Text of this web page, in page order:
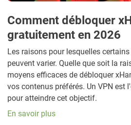
Comment débloquer
gratuitement en 2026
Les raisons pour lesquelles
peuvent varier. Quelle que soit la
moyens efficaces de débloquer
vos contenus préférés. Un VPN est
pour atteindre cet objectif.
En savoir plus